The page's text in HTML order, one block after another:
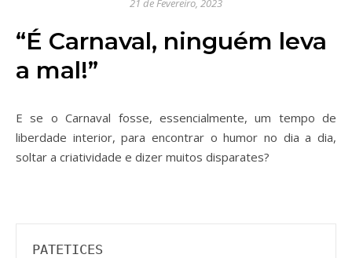
21 de Fevereiro, 2023
“É Carnaval, ninguém leva
a mal!”
E se o Carnaval fosse, essencialmente, um tempo de
liberdade interior, para encontrar o humor no dia a dia,
soltar a criatividade e dizer muitos disparates?
PATETICES